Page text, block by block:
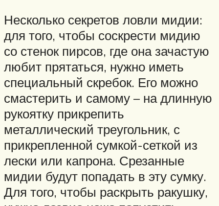
Несколько секретов ловли мидии:
для того, чтобы соскрести мидию
со стенок пирсов, где она зачастую
любит прятаться, нужно иметь
специальный скребок. Его можно
смастерить и самому – на длинную
рукоятку прикрепить
металлический треугольник, с
прикрепленной сумкой-сеткой из
лески или капрона. Срезанные
мидии будут попадать в эту сумку.
Для того, чтобы раскрыть ракушку,